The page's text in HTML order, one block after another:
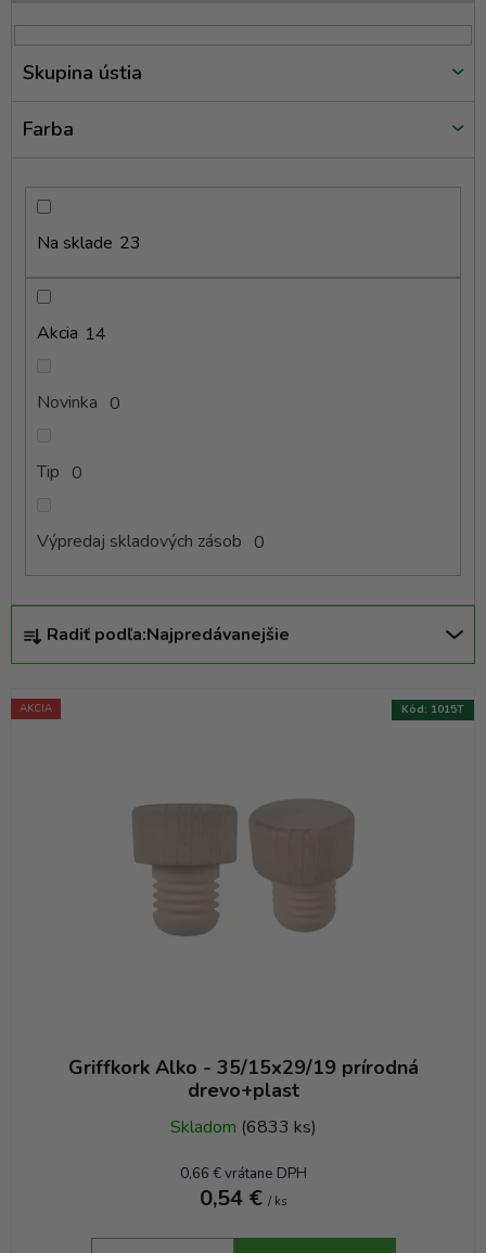
d
e
Radiť podľa:Najpredávanejšie
Na sklade 23
Akcia 14
Novinka 0
Tip 0
Výpredaj skladových zásob 0
Skupina ústia
Farba
s
p
d
AKCIA
Griffkork Alko - 35/15x29/19 prírodná
drevo+plast
Skladom (6833 ks)
0,66 € vrátane DPH
0,54 € / ks
Kód: 1015T